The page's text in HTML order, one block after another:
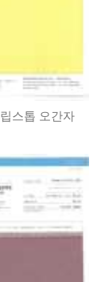
립스톱 오간자